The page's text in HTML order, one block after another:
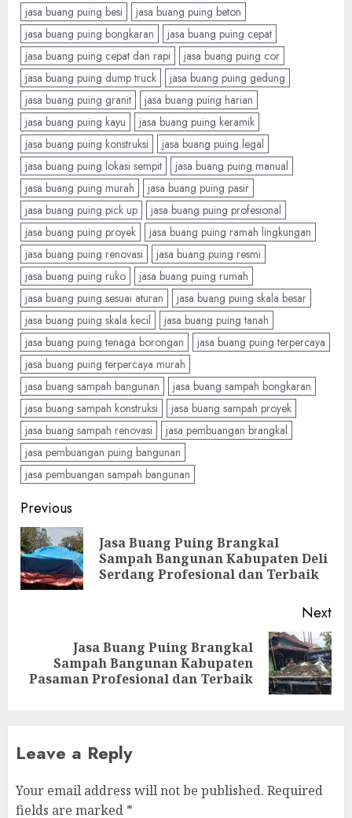
jasa buang puing besi
jasa buang puing beton
jasa buang puing bongkaran
jasa buang puing cepat
jasa buang puing cepat dan rapi
jasa buang puing cor
jasa buang puing dump truck
jasa buang puing gedung
jasa buang puing granit
jasa buang puing harian
jasa buang puing kayu
jasa buang puing keramik
jasa buang puing konstruksi
jasa buang puing legal
jasa buang puing lokasi sempit
jasa buang puing manual
jasa buang puing murah
jasa buang puing pasir
jasa buang puing pick up
jasa buang puing profesional
jasa buang puing proyek
jasa buang puing ramah lingkungan
jasa buang puing renovasi
jasa buang puing resmi
jasa buang puing ruko
jasa buang puing rumah
jasa buang puing sesuai aturan
jasa buang puing skala besar
jasa buang puing skala kecil
jasa buang puing tanah
jasa buang puing tenaga borongan
jasa buang puing terpercaya
jasa buang puing terpercaya murah
jasa buang sampah bangunan
jasa buang sampah bongkaran
jasa buang sampah konstruksi
jasa buang sampah proyek
jasa buang sampah renovasi
jasa pembuangan brangkal
jasa pembuangan puing bangunan
jasa pembuangan sampah bangunan
Continue
Reading
Previous
Jasa Buang Puing Brangkal
Sampah Bangunan Kabupaten Deli
Serdang Profesional dan Terbaik
Next
post:
Jasa Buang Puing Brangkal
Sampah Bangunan Kabupaten
Pasaman Profesional dan Terbaik
Leave a Reply
Your email address will not be published. Required
fields are marked *